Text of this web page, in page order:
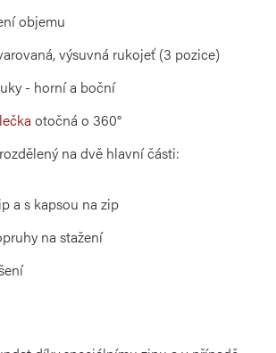
objemu
výsuvná rukojeť (3 pozice)
- horní a boční
otočná o 360°
na dvě hlavní části:
a s kapsou na zip
na stažení